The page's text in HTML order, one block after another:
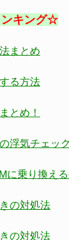
キング☆
まとめ
る方法
とめ！
浮気チェッ
に乗り換え
の対処法
の対処法